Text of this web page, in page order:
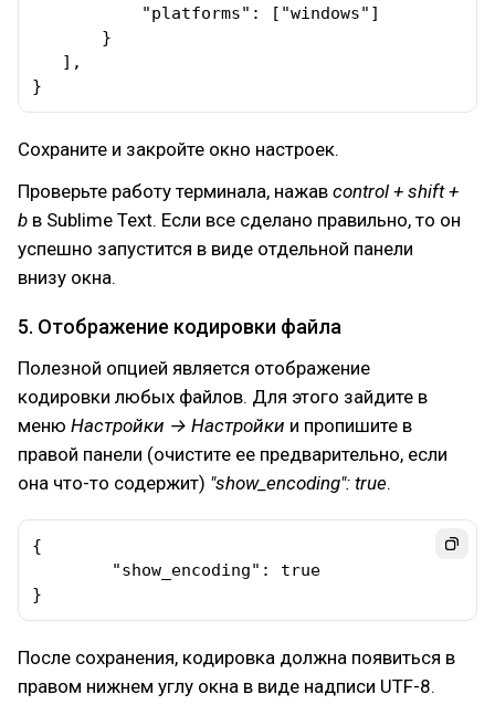
           "platforms": ["windows"]
       }
   ],
}
Сохраните и закройте окно настроек.
Проверьте работу терминала, нажав control + shift +
b в Sublime Text. Если все сделано правильно, то он
успешно запустится в виде отдельной панели
внизу окна.
5. Отображение кодировки файла
Полезной опцией является отображение
кодировки любых файлов. Для этого зайдите в
меню Настройки → Настройки и пропишите в
правой панели (очистите ее предварительно, если
она что-то содержит) "show_encoding": true.
{
}
После сохранения, кодировка должна появиться в
правом нижнем углу окна в виде надписи UTF-8.